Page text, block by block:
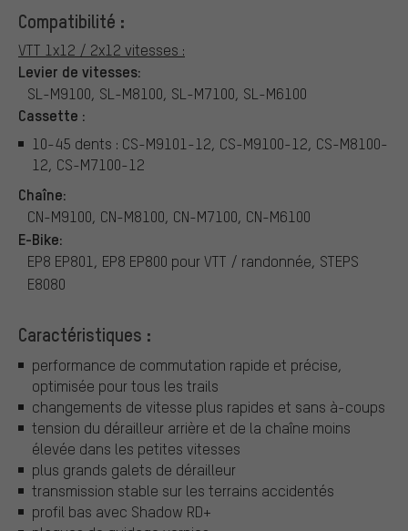
Compatibilité :
VTT 1x12 / 2x12 vitesses :
Levier de vitesses:
SL-M9100, SL-M8100, SL-M7100, SL-M6100
Cassette :
10-45 dents : CS-M9101-12, CS-M9100-12, CS-M8100-
12, CS-M7100-12
Chaîne:
CN-M9100, CN-M8100, CN-M7100, CN-M6100
E-Bike:
EP8 EP801, EP8 EP800 pour VTT / randonnée, STEPS
E8080
Caractéristiques :
performance de commutation rapide et précise,
optimisée pour tous les trails
changements de vitesse plus rapides et sans à-coups
tension du dérailleur arrière et de la chaîne moins
élevée dans les petites vitesses
plus grands galets de dérailleur
transmission stable sur les terrains accidentés
profil bas avec Shadow RD+